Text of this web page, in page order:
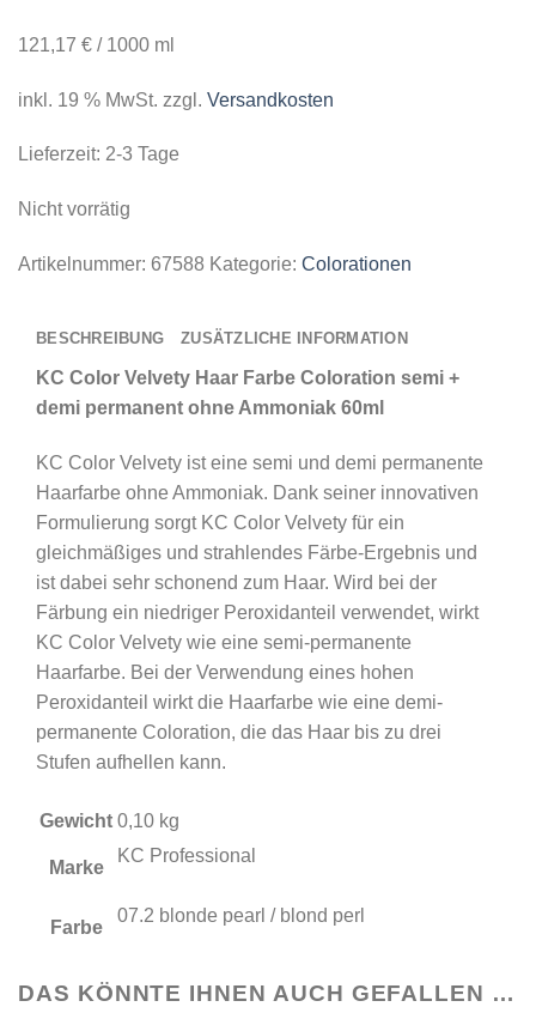
121,17 € / 1000 ml
inkl. 19 % MwSt. zzgl. Versandkosten
Lieferzeit: 2-3 Tage
Nicht vorrätig
Artikelnummer: 67588 Kategorie: Colorationen
BESCHREIBUNG ZUSÄTZLICHE INFORMATION
KC Color Velvety Haar Farbe Coloration semi +
demi permanent ohne Ammoniak 60ml
KC Color Velvety ist eine semi und demi permanente
Haarfarbe ohne Ammoniak. Dank seiner innovativen
Formulierung sorgt KC Color Velvety für ein
gleichmäßiges und strahlendes Färbe-Ergebnis und
ist dabei sehr schonend zum Haar. Wird bei der
Färbung ein niedriger Peroxidanteil verwendet, wirkt
KC Color Velvety wie eine semi-permanente
Haarfarbe. Bei der Verwendung eines hohen
Peroxidanteil wirkt die Haarfarbe wie eine demi-
permanente Coloration, die das Haar bis zu drei
Stufen aufhellen kann.
Gewicht 0,10 kg
Marke
KC Professional
Farbe
07.2 blonde pearl / blond perl
DAS KÖNNTE IHNEN AUCH GEFALLEN …